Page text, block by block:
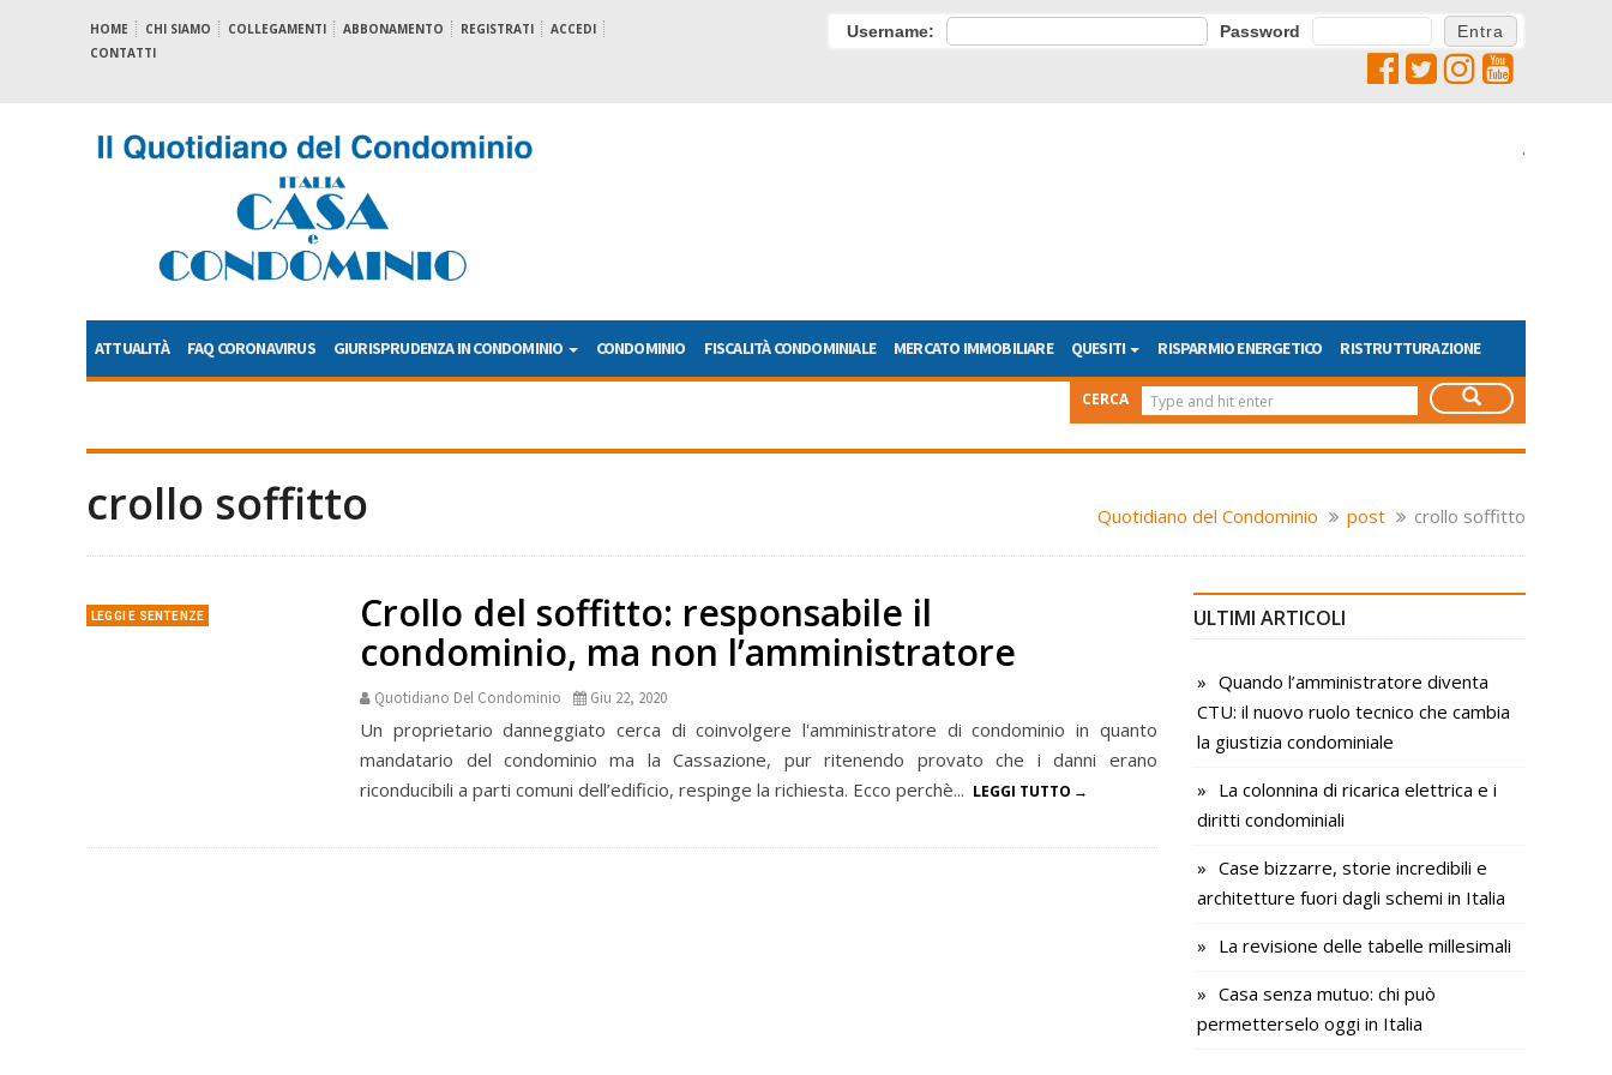
HOME CHI SIAMO COLLEGAMENTI ABBONAMENTO REGISTRATI
ACCEDI
CONTATTI
Username: Password
.
ATTUALITÀ FAQ CORONAVIRUS GIURISPRUDENZA IN CONDOMINIO CONDOMINIO FISCALITÀ CONDOMINIALE MERCATO IMMOBILIARE QUESITI RISPARMIO ENERGETICO RISTRUTTURAZIONE
CERCA
crollo soffitto Quotidiano del Condominio post crollo soffitto
LEGGI E SENTENZE
Crollo del soffitto: responsabile il
condominio, ma non l’amministratore
Quotidiano Del Condominio Giu 22, 2020
Un proprietario danneggiato cerca di coinvolgere l'amministratore di condominio in quanto
mandatario del condominio ma la Cassazione, pur ritenendo provato che i danni erano
riconducibili a parti comuni dell’edificio, respinge la richiesta. Ecco perchè... LEGGI TUTTO
ULTIMI ARTICOLI
Quando l’amministratore diventa
CTU: il nuovo ruolo tecnico che cambia
la giustizia condominiale
La colonnina di ricarica elettrica e i
diritti condominiali
Case bizzarre, storie incredibili e
architetture fuori dagli schemi in Italia
La revisione delle tabelle millesimali
Casa senza mutuo: chi può
permetterselo oggi in Italia